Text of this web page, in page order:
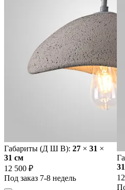
Габариты (Д Ш В): 27 × 31 ×
31 cм
12 500 ₽
Под заказ 7-8 недель